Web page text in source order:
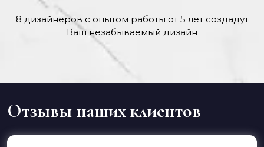
8 дизайнеров с опытом работы от 5 лет создадут
Ваш незабываемый дизайн
Отзывы наших клиентов